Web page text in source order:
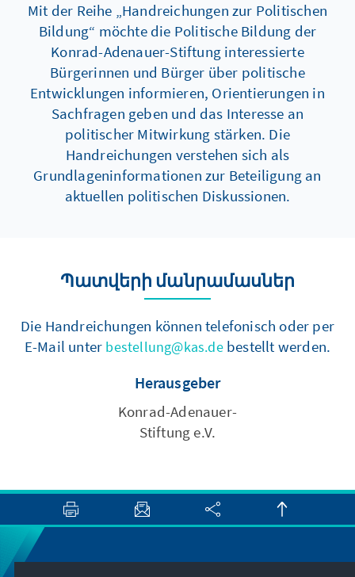
Mit der Reihe „Handreichungen zur Politischen
Bildung“ möchte die Politische Bildung der
Konrad-Adenauer-Stiftung interessierte
Bürgerinnen und Bürger über politische
Entwicklungen informieren, Orientierungen in
Sachfragen geben und das Interesse an
politischer Mitwirkung stärken. Die
Handreichungen verstehen sich als
Grundlageninformationen zur Beteiligung an
aktuellen politischen Diskussionen.
Պատվերի մանրամասներ
Die Handreichungen können telefonisch oder per
E-Mail unter bestellung@kas.debestellt werden.
Herausgeber
Konrad-Adenauer-
Stiftung e.V.